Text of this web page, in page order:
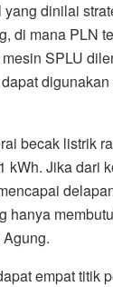
dinilai
di mana PLN
SPLU
becak listrik
kWh. Jika dari
hanya
empat titik